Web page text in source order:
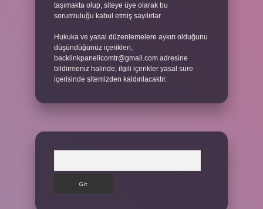
taşımakta olup, siteye üye olarak bu
sorumluluğu kabul etmiş sayılırlar.
Hukuka ve yasal düzenlemelere aykırı olduğunu
düşündüğünüz içerikleri,
backlinkpanelicomtr@gmail.com adresine
bildirmeniz halinde, ilgili içerikler yasal süre
içerisinde sitemizden kaldırılacaktır.